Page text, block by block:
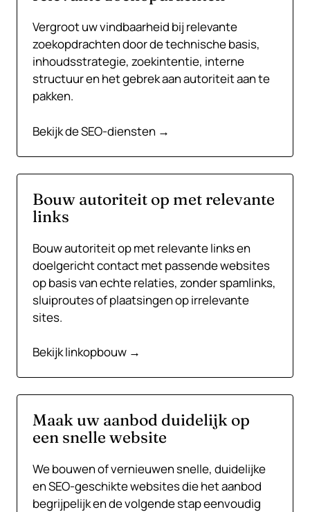
Vergroot uw vindbaarheid bij relevante
zoekopdrachten door de technische basis,
inhoudsstrategie, zoekintentie, interne
structuur en het gebrek aan autoriteit aan te
pakken.
Bekijk de SEO-diensten →
Bouw autoriteit op met relevante
links
Bouw autoriteit op met relevante links en
doelgericht contact met passende websites
op basis van echte relaties, zonder spamlinks,
sluiproutes of plaatsingen op irrelevante
sites.
Bekijk linkopbouw →
Maak uw aanbod duidelijk op
een snelle website
We bouwen of vernieuwen snelle, duidelijke
en SEO-geschikte websites die het aanbod
begrijpelijk en de volgende stap eenvoudig